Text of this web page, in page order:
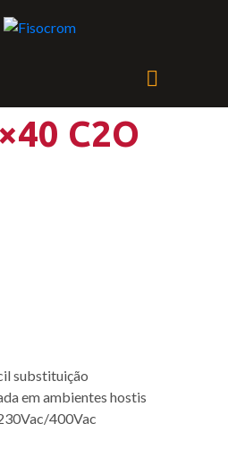
C2O
substituição
em ambientes hostis
400Vac